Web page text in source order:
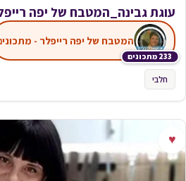
עוגת גבינה_המטבח של יפה
233 מתכונים
המטבח של יפה רייפלר -
חלבי
♥